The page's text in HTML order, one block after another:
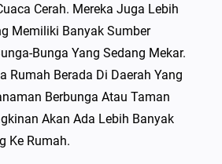
Cerah. Mereka Juga Lebih
Memiliki Banyak Sumber
Bunga Yang Sedang Mekar.
Rumah Berada Di Daerah Yang
Berbunga Atau Taman
Akan Ada Lebih Banyak
Ke Rumah.